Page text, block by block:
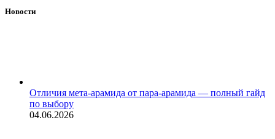
Новости
Отличия мета-арамида от пара-арамида — полный гайд
по выбору
04.06.2026